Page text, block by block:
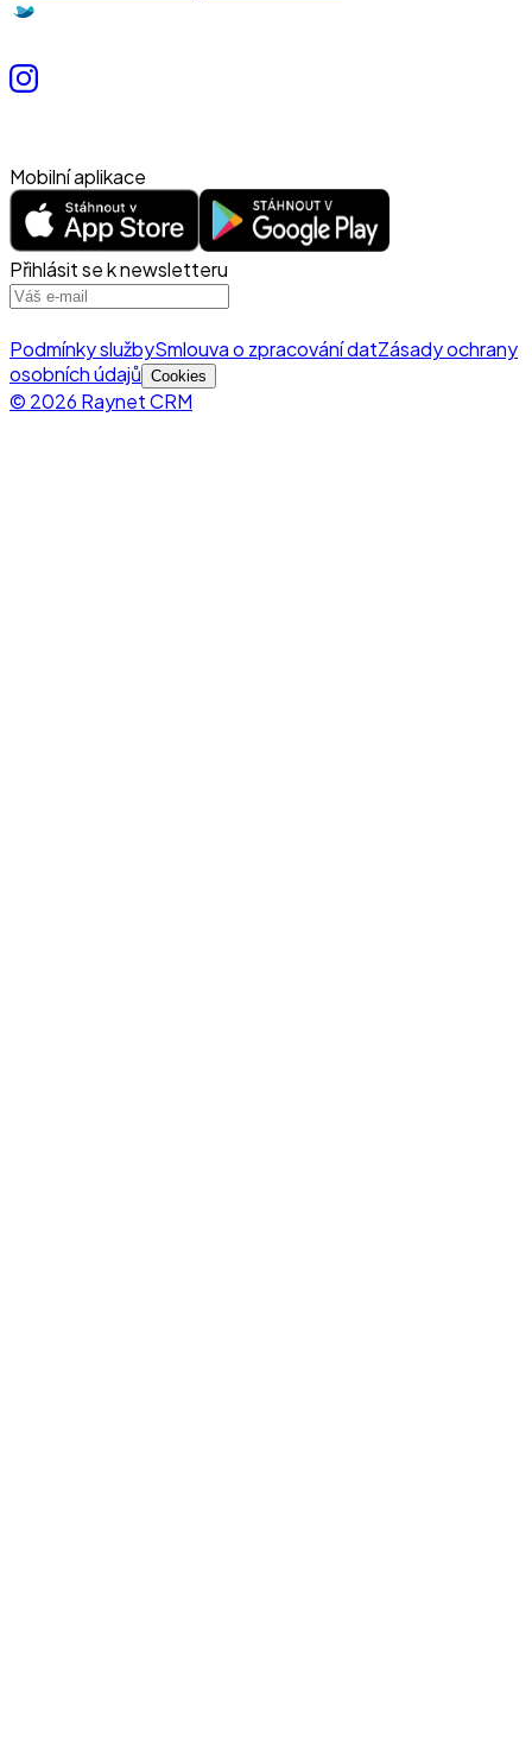
Mobilní aplikace
Přihlásit se k newsletteru
Podmínky službySmlouva o zpracování datZásady ochrany
osobních údajů Cookies
© 2026 Raynet CRM